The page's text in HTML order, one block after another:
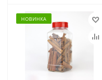
НОВИНКА